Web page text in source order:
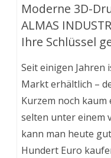
Moderne 3D-
ALMAS
Ihre Schlüssel
Seit einigen Jahren
Markt erhältlich –
Kurzem noch
selten unter einem
kann man heute
Hundert Euro